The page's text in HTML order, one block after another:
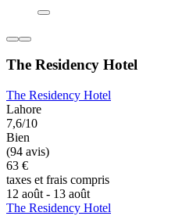
The Residency Hotel
The Residency Hotel
Lahore
7,6/10
Bien
(94 avis)
63 €
taxes et frais compris
12 août - 13 août
The Residency Hotel